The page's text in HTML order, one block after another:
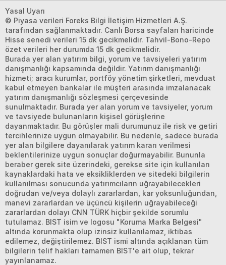
Yasal Uyarı
© Piyasa verileri Foreks Bilgi İletişim Hizmetleri A.Ş.
tarafından sağlanmaktadır. Canlı Borsa sayfaları haricinde
Hisse senedi verileri 15 dk gecikmelidir. Tahvil-Bono-Repo
özet verileri her durumda 15 dk gecikmelidir.
Burada yer alan yatırım bilgi, yorum ve tavsiyeleri yatırım
danışmanlığı kapsamında değildir. Yatırım danışmanlığı
hizmeti; aracı kurumlar, portföy yönetim şirketleri, mevduat
kabul etmeyen bankalar ile müşteri arasında imzalanacak
yatırım danışmanlığı sözleşmesi çerçevesinde
sunulmaktadır. Burada yer alan yorum ve tavsiyeler, yorum
ve tavsiyede bulunanların kişisel görüşlerine
dayanmaktadır. Bu görüşler mali durumunuz ile risk ve getiri
tercihlerinize uygun olmayabilir. Bu nedenle, sadece burada
yer alan bilgilere dayanılarak yatırım kararı verilmesi
beklentilerinize uygun sonuçlar doğurmayabilir. Bununla
beraber gerek site üzerindeki, gerekse site için kullanılan
kaynaklardaki hata ve eksikliklerden ve sitedeki bilgilerin
kullanılması sonucunda yatırımcıların uğrayabilecekleri
doğrudan ve/veya dolaylı zararlardan, kar yoksunluğundan,
manevi zararlardan ve üçüncü kişilerin uğrayabileceği
zararlardan dolayı CNN TÜRK hiçbir şekilde sorumlu
tutulamaz. BIST isim ve logosu "Koruma Marka Belgesi"
altında korunmakta olup izinsiz kullanılamaz, iktibas
edilemez, değiştirilemez. BIST ismi altında açıklanan tüm
bilgilerin telif hakları tamamen BIST'e ait olup, tekrar
yayınlanamaz.